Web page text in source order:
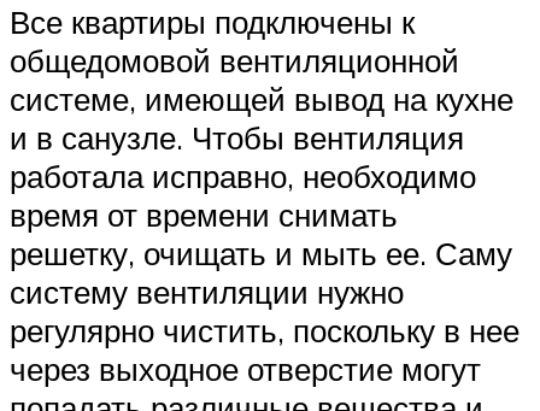
Все квартиры подключены к
общедомовой вентиляционной
системе, имеющей вывод на кухне
и в санузле. Чтобы вентиляция
работала исправно, необходимо
время от времени снимать
решетку, очищать и мыть ее. Саму
систему вентиляции нужно
регулярно чистить, поскольку в нее
через выходное отверстие могут